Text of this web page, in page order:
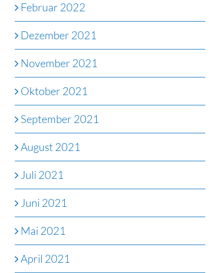
Februar 2022
Dezember 2021
November 2021
Oktober 2021
September 2021
August 2021
Juli 2021
Juni 2021
Mai 2021
April 2021